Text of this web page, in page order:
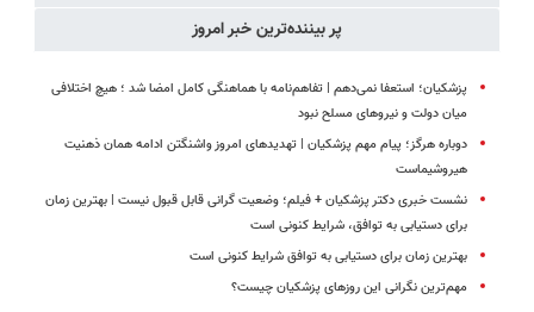
پر بیننده‌ترین خبر امروز
پزشکیان؛ استعفا نمی‌دهم | تفاهم‌نامه با هماهنگی کامل امضا شد ؛ هیچ اختلافی
میان دولت و نیروهای مسلح نبود
دوباره هرگز؛ پیام مهم پزشکیان | تهدیدهای امروز واشنگتن ادامه همان ذهنیت
هیروشیماست
نشست خبری دکتر پزشکیان + فیلم؛ وضعیت گرانی قابل قبول نیست | بهترین زمان
برای دستیابی به توافق، شرایط کنونی است
بهترین زمان برای دستیابی به توافق شرایط کنونی است
مهم‌ترین نگرانی‌ این روزهای پزشکیان چیست؟